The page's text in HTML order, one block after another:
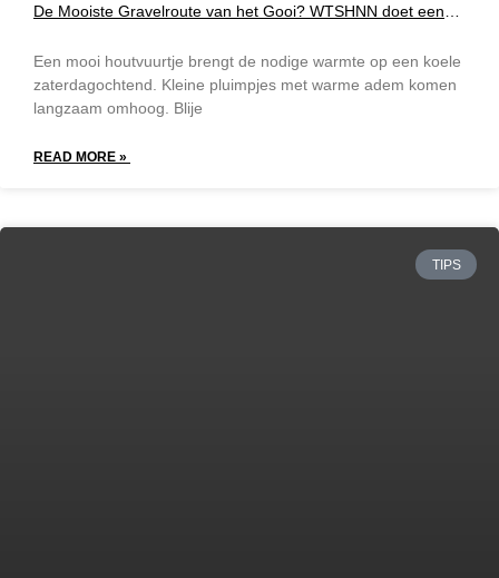
De Mooiste Gravelroute van het Gooi? WTSHNN doet een
Een mooi houtvuurtje brengt de nodige warmte op een koele
zaterdagochtend. Kleine pluimpjes met warme adem komen
langzaam omhoog. Blije
READ MORE »
TIPS